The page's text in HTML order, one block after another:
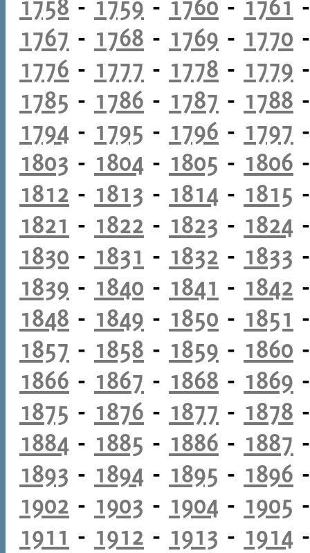
1767 - 1768 - 1769 - 1770
1776 - 1777 - 1778 - 1779
1785 - 1786 - 1787 - 1788
1794 - 1795 - 1796 - 1797
1803 - 1804 - 1805 - 1806
1812 - 1813 - 1814 - 1815
1821 - 1822 - 1823 - 1824
1830 - 1831 - 1832 - 1833
1839 - 1840 - 1841 - 1842
1848 - 1849 - 1850 - 1851
1857 - 1858 - 1859 - 1860
1866 - 1867 - 1868 - 1869
1875 - 1876 - 1877 - 1878
1884 - 1885 - 1886 - 1887
1893 - 1894 - 1895 - 1896
1902 - 1903 - 1904 - 1905
1911 - 1912 - 1913 - 1914